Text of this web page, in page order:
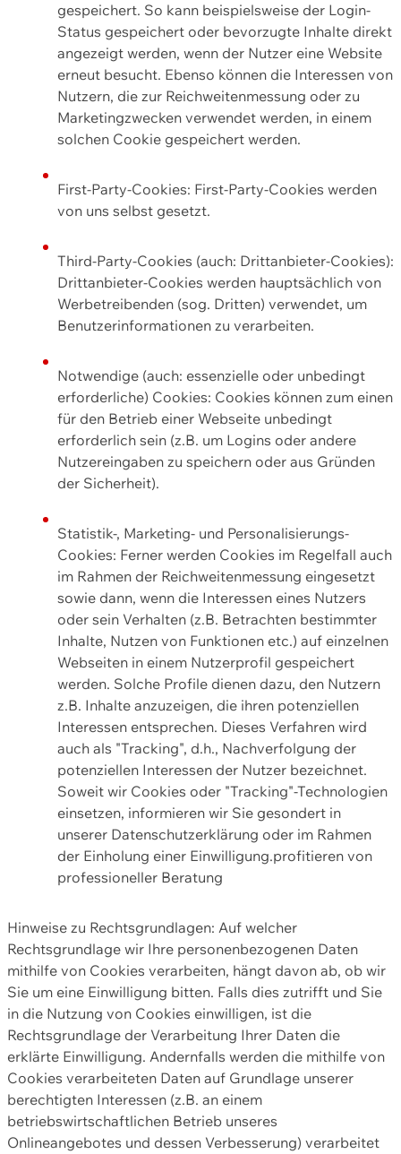
gespeichert. So kann beispielsweise der Login-
Status gespeichert oder bevorzugte Inhalte direkt
angezeigt werden, wenn der Nutzer eine Website
erneut besucht. Ebenso können die Interessen von
Nutzern, die zur Reichweitenmessung oder zu
Marketingzwecken verwendet werden, in einem
solchen Cookie gespeichert werden.
First-Party-Cookies: First-Party-Cookies werden
von uns selbst gesetzt.
Third-Party-Cookies (auch: Drittanbieter-Cookies):
Drittanbieter-Cookies werden hauptsächlich von
Werbetreibenden (sog. Dritten) verwendet, um
Benutzerinformationen zu verarbeiten.
Notwendige (auch: essenzielle oder unbedingt
erforderliche) Cookies: Cookies können zum einen
für den Betrieb einer Webseite unbedingt
erforderlich sein (z.B. um Logins oder andere
Nutzereingaben zu speichern oder aus Gründen
der Sicherheit).
Statistik-, Marketing- und Personalisierungs-
Cookies: Ferner werden Cookies im Regelfall auch
im Rahmen der Reichweitenmessung eingesetzt
sowie dann, wenn die Interessen eines Nutzers
oder sein Verhalten (z.B. Betrachten bestimmter
Inhalte, Nutzen von Funktionen etc.) auf einzelnen
Webseiten in einem Nutzerprofil gespeichert
werden. Solche Profile dienen dazu, den Nutzern
z.B. Inhalte anzuzeigen, die ihren potenziellen
Interessen entsprechen. Dieses Verfahren wird
auch als "Tracking", d.h., Nachverfolgung der
potenziellen Interessen der Nutzer bezeichnet.
Soweit wir Cookies oder "Tracking"-Technologien
einsetzen, informieren wir Sie gesondert in
unserer Datenschutzerklärung oder im Rahmen
der Einholung einer Einwilligung.profitieren von
professioneller Beratung
Hinweise zu Rechtsgrundlagen: Auf welcher
Rechtsgrundlage wir Ihre personenbezogenen Daten
mithilfe von Cookies verarbeiten, hängt davon ab, ob wir
Sie um eine Einwilligung bitten. Falls dies zutrifft und Sie
in die Nutzung von Cookies einwilligen, ist die
Rechtsgrundlage der Verarbeitung Ihrer Daten die
erklärte Einwilligung. Andernfalls werden die mithilfe von
Cookies verarbeiteten Daten auf Grundlage unserer
berechtigten Interessen (z.B. an einem
betriebswirtschaftlichen Betrieb unseres
Onlineangebotes und dessen Verbesserung) verarbeitet